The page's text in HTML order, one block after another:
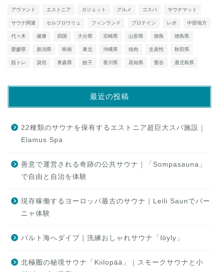
アヴァント エストニア ガジェット グルメ コスパ サウナマット
サウナ関連 セルフロウリュ フィンランド プロテイン レポ 中部地方
代々木 健康 四国 大分県 宮崎県 山形県 徳島 徳島県
愛媛県 新潟県 映画 東北 沖縄県 焼肉 生産性 秋田県
筋トレ 貸切 青森県 餃子 香川県 高知県 鶯谷 鹿児島県
最近の投稿
22種類のサウナを保有するエストニア超巨大スパ施設｜
Elamus Spa
善意で運営される奇跡の公共サウナ｜「Sompasauna」
で自由と自治を体験
現存稼働するヨーロッパ最古のサウナ｜Leili Saunでバー
ニャ体験
バルト海へダイブ｜洗練おしゃれサウナ「löyly」
北極圏の秘境サウナ「Kiilopää」｜スモークサウナと小